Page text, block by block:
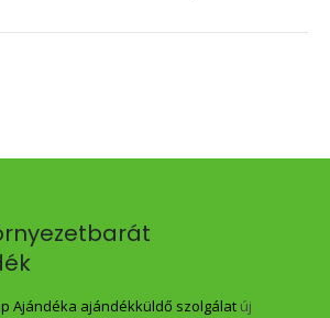
Ajándéka ajándékküldő szolgálat új